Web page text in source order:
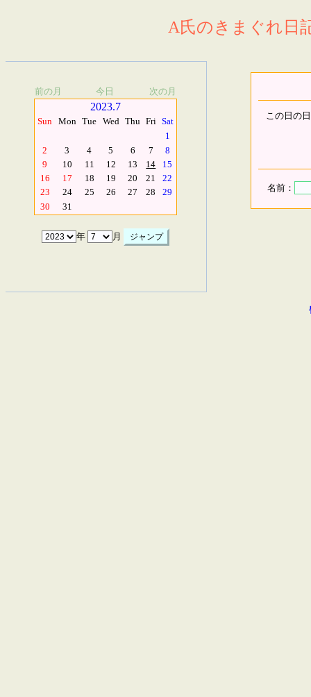
A氏のきまぐれ日
前の月 今日 次の月
2023.7
Sun Mon Tue Wed Thu Fri Sat
1
2
3 4 5 6 7
8
9
10 11 12 13 14
15
16
17 18 19 20 21
22
23
24 25 26 27 28
29
30
31
年 月
この日の
名前：